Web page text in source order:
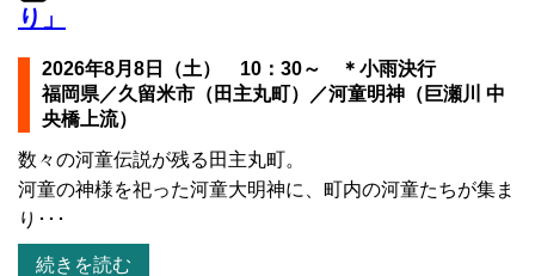
り」
2026年8月8日（土） 10：30～ ＊小雨決行
福岡県／久留米市（田主丸町）／河童明神（巨瀬川 中
央橋上流）
数々の河童伝説が残る田主丸町。
河童の神様を祀った河童大明神に、町内の河童たちが集ま
り･･･
続きを読む